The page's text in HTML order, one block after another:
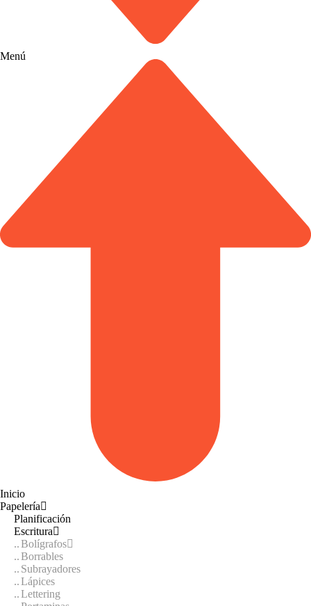
Inicio
Papelería
Planificación
Escritura
Bolígrafos
Borrables
Subrayadores
Lápices
Lettering